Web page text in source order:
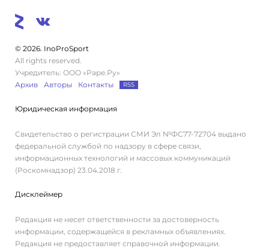
© 2026. InoProSport
All rights reserved.
Учредитель: ООО «Раре.Ру»
Архив
Авторы Контакты RSS
Юридическая информация
Свидетельство о регистрации СМИ Эл №ФС77-72704 выдано
федеральной службой по надзору в сфере связи,
информационных технологий и массовых коммуникаций
(Роскомнадзор) 23.04.2018 г.
Дисклеймер
Редакция не несет ответственности за достоверность
информации, содержащейся в рекламных объявлениях.
Редакция не предоставляет справочной информации.